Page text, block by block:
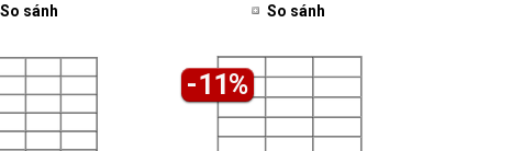
So sánh
So sánh
-11%